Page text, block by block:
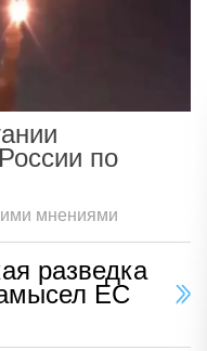
по
мнениями
разведка
ЕС